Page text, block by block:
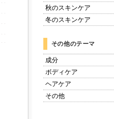
秋のスキンケア
冬のスキンケア
その他のテーマ
成分
ボディケア
ヘアケア
その他